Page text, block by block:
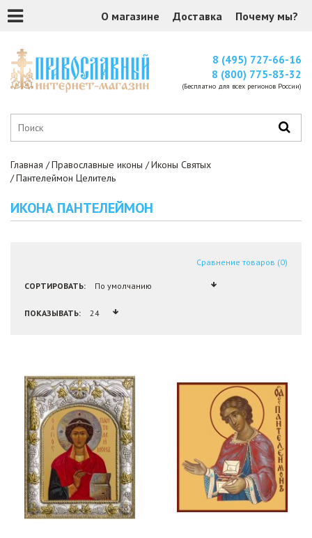
О магазине Доставка Почему мы?
8 (495) 727-66-16
8 (800) 775-83-32
(Бесплатно для всех регионов России)
Главная Православные иконы
Иконы Святых
Пантелеймон Целитель
ИКОНА ПАНТЕЛЕЙМОН
Сравнение товаров (0)
СОРТИРОВАТЬ:
ПОКАЗЫВАТЬ: